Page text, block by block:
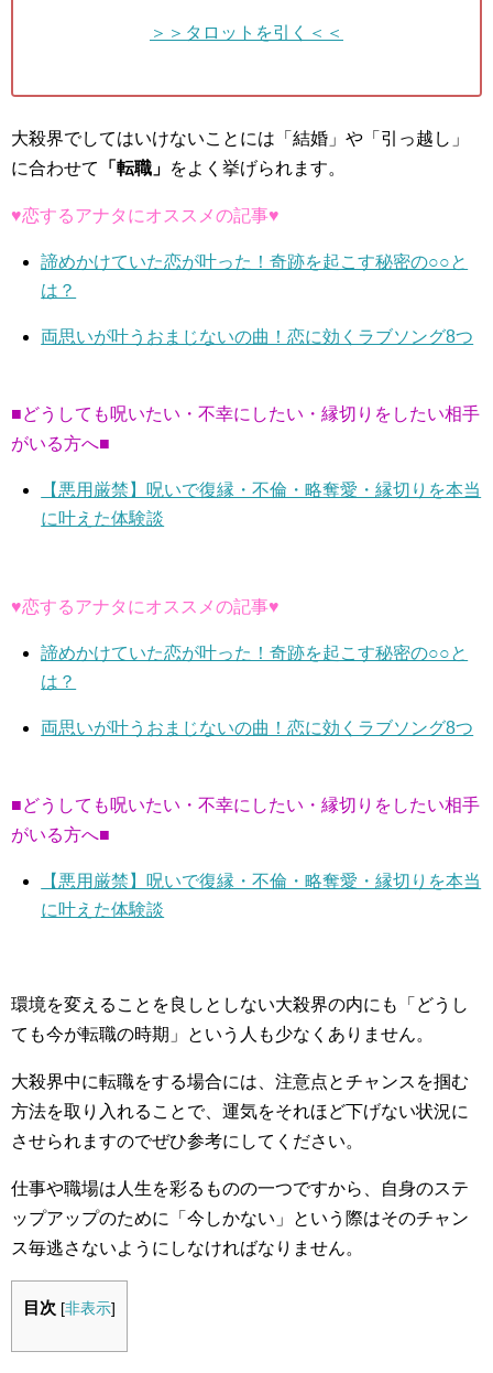
＞＞タロットを引く＜＜
大殺界でしてはいけないことには「結婚」や「引っ越し」
に合わせて
「転職」 をよく挙げられます。
♥恋するアナタにオススメの記事♥
諦めかけていた恋が叶った！奇跡を起こす秘密の○○と
は？
両思いが叶うおまじないの曲！恋に効くラブソング8つ
■どうしても呪いたい・不幸にしたい・縁切りをしたい相手
がいる方へ■
【悪用厳禁】呪いで復縁・不倫・略奪愛・縁切りを本当
に叶えた体験談
♥恋するアナタにオススメの記事♥
諦めかけていた恋が叶った！奇跡を起こす秘密の○○と
は？
両思いが叶うおまじないの曲！恋に効くラブソング8つ
■どうしても呪いたい・不幸にしたい・縁切りをしたい相手
がいる方へ■
【悪用厳禁】呪いで復縁・不倫・略奪愛・縁切りを本当
に叶えた体験談
環境を変えることを良しとしない大殺界の内にも「どうし
ても今が転職の時期」という人も少なくありません。
大殺界中に転職をする場合には、注意点とチャンスを掴む
方法を取り入れることで、運気をそれほど下げない状況に
させられますのでぜひ参考にしてください。
仕事や職場は人生を彩るものの一つですから、自身のステ
ップアップのために「今しかない」という際はそのチャン
ス毎逃さないようにしなければなりません。
目次 [非表示]